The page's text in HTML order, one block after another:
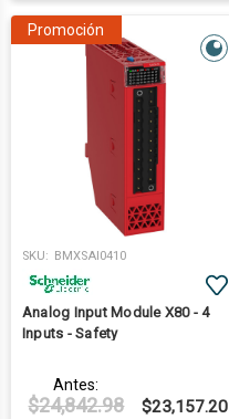
Promoción
SKU: BMXSAI0410
Analog Input Module X80 - 4
Inputs - Safety
Antes:
$24,842.98
$23,157.20